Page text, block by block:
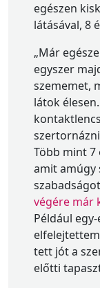
egészen
látásával, 8
„Már
egyszer
szememet,
látok
Több mint
amit amúgy
végére már
Például
tett jót a
előtti